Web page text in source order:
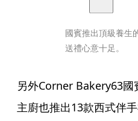
國賓推出頂級養生
送禮心意十足。
另外Corner Bakery63
主廚也推出13款西式伴